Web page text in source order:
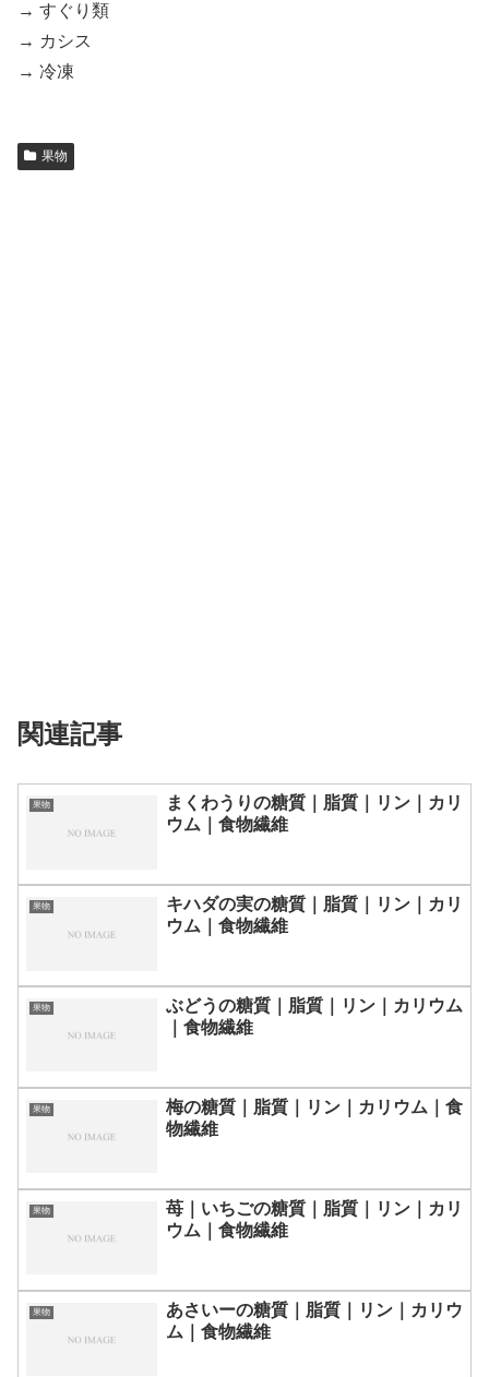
→ すぐり類
→ カシス
→ 冷凍
果物
関連記事
果物
まくわうりの糖質｜脂質｜リン｜カリ
ウム｜食物繊維
果物
キハダの実の糖質｜脂質｜リン｜カリ
ウム｜食物繊維
果物
ぶどうの糖質｜脂質｜リン｜カリウム
｜食物繊維
果物
梅の糖質｜脂質｜リン｜カリウム｜食
物繊維
果物
苺｜いちごの糖質｜脂質｜リン｜カリ
ウム｜食物繊維
果物
あさいーの糖質｜脂質｜リン｜カリウ
ム｜食物繊維